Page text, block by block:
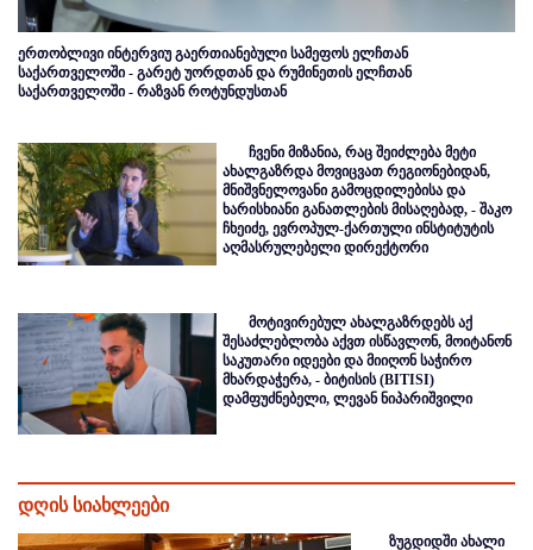
ერთობლივი ინტერვიუ გაერთიანებული სამეფოს ელჩთან
საქართველოში - გარეტ უორდთან და რუმინეთის ელჩთან
საქართველოში - რაზვან როტუნდუსთან
ჩვენი მიზანია, რაც შეიძლება მეტი
ახალგაზრდა მოვიცვათ რეგიონებიდან,
მნიშვნელოვანი გამოცდილებისა და
ხარისხიანი განათლების მისაღებად, - შაკო
ჩხეიძე, ევროპულ-ქართული ინსტიტუტის
აღმასრულებელი დირექტორი
მოტივირებულ ახალგაზრდებს აქ
შესაძლებლობა აქვთ ისწავლონ, მოიტანონ
საკუთარი იდეები და მიიღონ საჭირო
მხარდაჭერა, - ბიტისის (BITISI)
დამფუძნებელი, ლევან ნიპარიშვილი
დღის სიახლეები
ზუგდიდში ახალი